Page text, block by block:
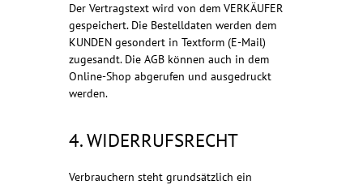
Der Vertragstext wird von dem VERKÄUFER
gespeichert. Die Bestelldaten werden dem
KUNDEN gesondert in Textform (E-Mail)
zugesandt. Die AGB können auch in dem
Online-Shop abgerufen und ausgedruckt
werden.
4. WIDERRUFSRECHT
Verbrauchern steht grundsätzlich ein